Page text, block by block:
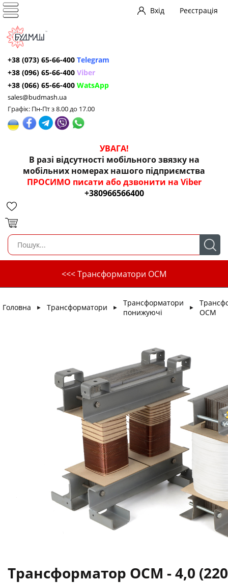
Вхід Реєстрація
+38 (073) 65-66-400 Telegram
+38 (096) 65-66-400 Viber
+38 (066) 65-66-400 WatsApp
sales@budmash.ua
Графік: Пн-Пт з 8.00 до 17.00
УВАГА!
В разі відсутності мобільного звязку на
мобільних номерах нашого підприємства
ПРОСИМО писати або дзвонити на Viber
+380966566400
<<< Трансформатори ОСМ
Головна ► Трансформатори ►
Трансформатори
понижуючі
►
ОСМ
Трансформатор ОСМ - 4,0